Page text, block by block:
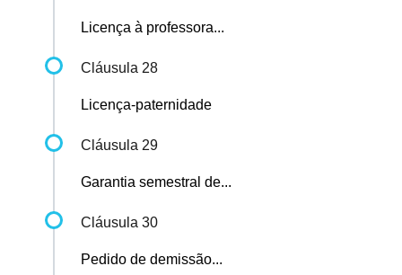
Licença à professora...
Cláusula 28
Licença-paternidade
Cláusula 29
Garantia semestral de...
Cláusula 30
Pedido de demissão...